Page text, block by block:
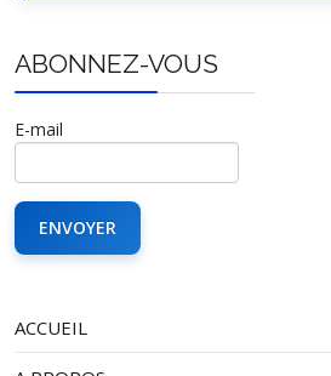
ABONNEZ-VOUS
E-mail
ACCUEIL